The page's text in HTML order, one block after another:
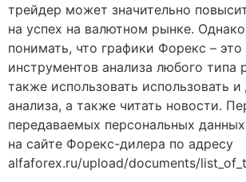
трейдер может значительно
на успех на валютном рынке.
понимать, что графики Форекс –
инструментов анализа любого
также использовать использовать
анализа, а также читать новости.
передаваемых персональных
на сайте Форекс-дилера по адресу
alfaforex.ru/upload/documents/